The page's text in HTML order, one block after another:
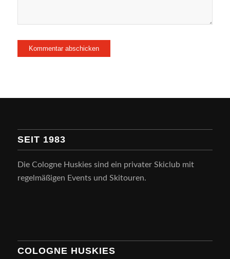
SEIT 1983
Die Cologne Huskies sind ein privater Skiclub mit
regelmäßigen Events und Skitouren.
COLOGNE HUSKIES